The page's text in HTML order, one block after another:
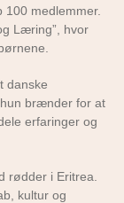
medlemmer.
Læring”, hvor
danske
brænder for at
erfaringer og
rødder i Eritrea.
kultur og